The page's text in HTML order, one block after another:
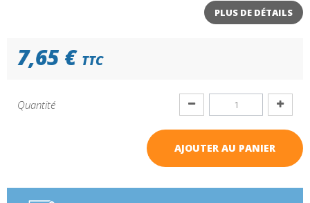
PLUS DE DÉTAILS
7,65 € TTC
Quantité
AJOUTER AU PANIER